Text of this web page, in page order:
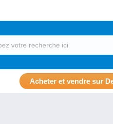
Acheter et vendre sur